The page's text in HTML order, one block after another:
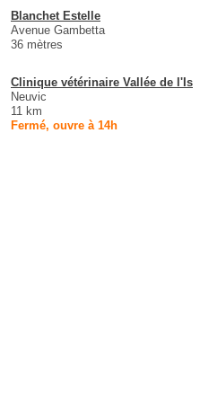
Blanchet Estelle
Avenue Gambetta
36 mètres
Clinique vétérinaire Vallée de l'Is
Neuvic
11 km
Fermé, ouvre à 14h